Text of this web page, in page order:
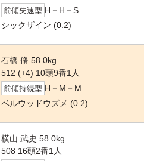
前傾失速型 H－H－S
シックザイン (0.2)
石橋 脩 58.0kg
512 (+4) 10頭9番1人
前傾持続型 H－M－M
ベルウッドウズメ (0.2)
横山 武史 58.0kg
508 16頭2番1人